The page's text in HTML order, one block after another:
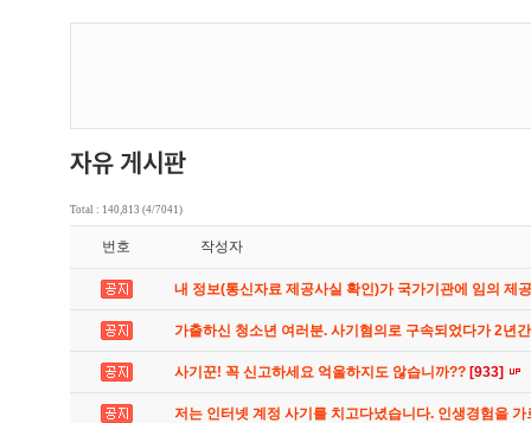
Total : 140,813 (4/7041)
번호 작성자
내 정보(통신자료 제공사실 확인)가 국가기관에 임의 제
가출하신 청소년 여러분. 사기혐의로 구속되었다가 2년
사기꾼! 꼭 신고하세요 억울하지도 않습니까?? [933]
저는 인터넷 계정 사기를 치고다녔습니다. 인생경험을